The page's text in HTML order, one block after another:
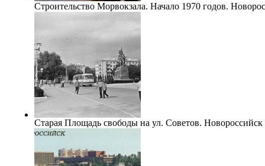
Строительство Морвокзала. Начало 1970 годов.
Старая Площадь свободы на ул. Советов. Новороссийск